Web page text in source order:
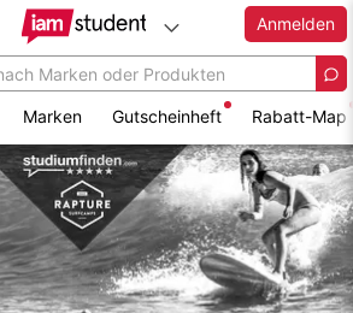
Anmelden
Marken Gutscheinheft Rabatt-Map